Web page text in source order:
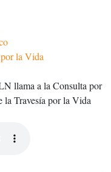
la Vida
llama a la Consulta por
la Travesía por la Vida